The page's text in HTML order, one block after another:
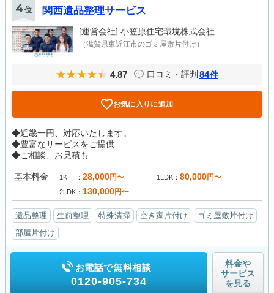
4位 関西遺品整理サービス
[運営会社] 小笠原住宅環境株式会社
（滋賀県東近江市のゴミ屋敷片付け）
4.87 口コミ・評判 84件
お気に入りに追加
◆近畿一円、対応いたします。
◆豊富なサービスをご提供
◆ご相談、お見積も...
基本料金 1K 28,000円〜 1LDK 80,000円〜
2LDK 130,000円〜
遺品整理 生前整理 特殊清掃 空き家片付け
ゴミ屋敷片付け
部屋片付け
お電話で無料相談
0120-905-734
料金や
サービス
を見る